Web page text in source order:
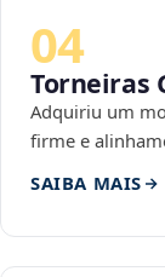
04
Torneiras
Adquiriu um
firme e
SAIBA MAIS